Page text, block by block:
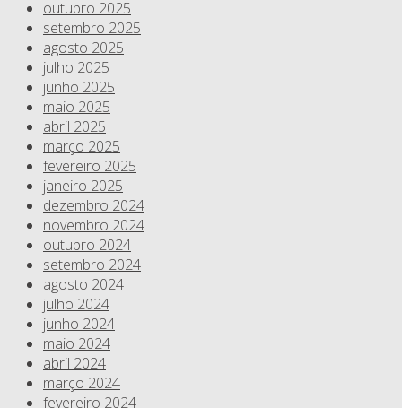
outubro 2025
setembro 2025
agosto 2025
julho 2025
junho 2025
maio 2025
abril 2025
março 2025
fevereiro 2025
janeiro 2025
dezembro 2024
novembro 2024
outubro 2024
setembro 2024
agosto 2024
julho 2024
junho 2024
maio 2024
abril 2024
março 2024
fevereiro 2024